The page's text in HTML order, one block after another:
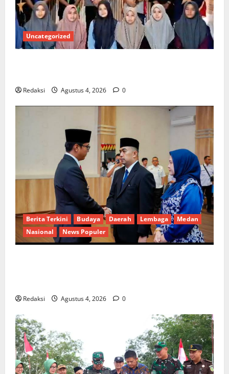
Uncategorized
Redaksi Agustus 4, 2026 0
Berita Terkini Budaya Daerah Lembaga
Medan
Nasional
News Populer
Redaksi Agustus 4, 2026 0